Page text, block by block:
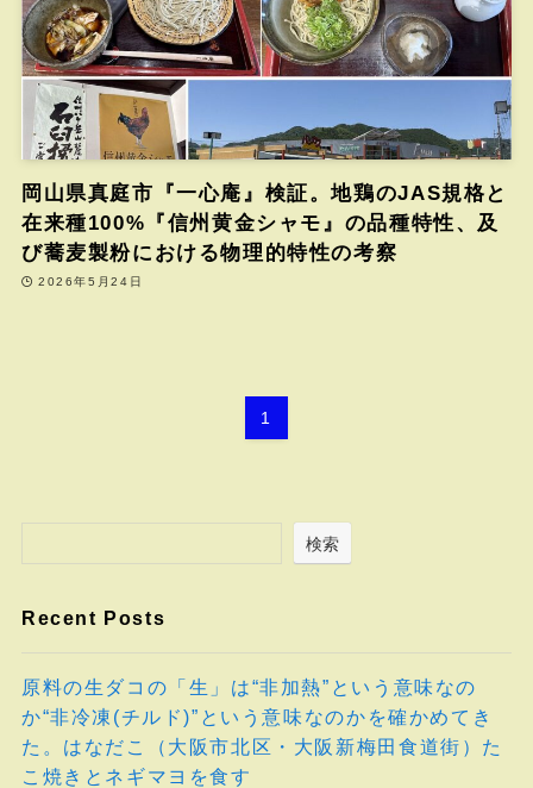
岡山県真庭市『一心庵』検証。地鶏のJAS規格と
在来種100%『信州黄金シャモ』の品種特性、及
び蕎麦製粉における物理的特性の考察
2026年5月24日
1
検索
Recent Posts
原料の生ダコの「生」は“非加熱”という意味なの
か“非冷凍(チルド)”という意味なのかを確かめてき
た。はなだこ（大阪市北区・大阪新梅田食道街）た
こ焼きとネギマヨを食す